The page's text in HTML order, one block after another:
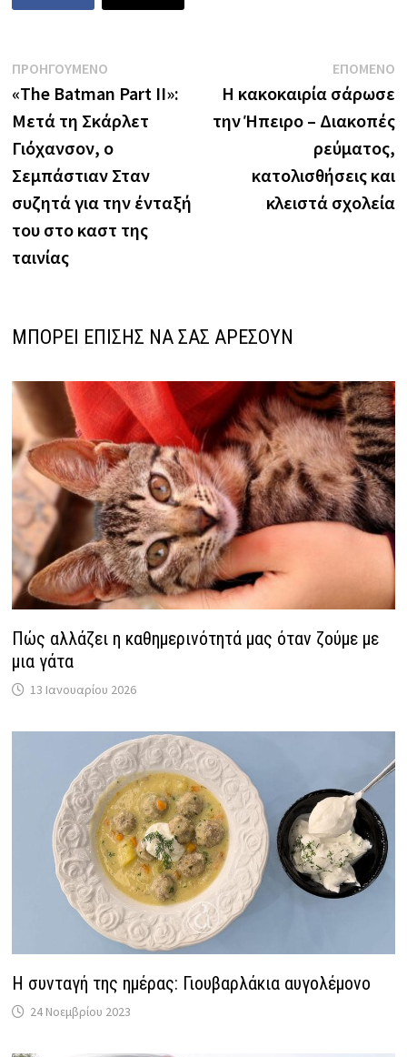
Πλοήγηση
άρθρων
ΠΡΟΗΓΟΥΜΕΝΟ
post:
«The Batman Part II»:
Μετά τη Σκάρλετ
Γιόχανσον, ο
Σεμπάστιαν Σταν
συζητά για την ένταξή
του στο καστ της
ταινίας
ΕΠΟΜΕΝΟ
Η κακοκαιρία σάρωσε
την Ήπειρο – Διακοπές
ρεύματος,
κατολισθήσεις και
κλειστά σχολεία
ΜΠΟΡΕΙ ΕΠΙΣΗΣ ΝΑ ΣΑΣ ΑΡΕΣΟΥΝ
Πώς αλλάζει η καθημερινότητά μας όταν ζούμε με
μια γάτα
13 Ιανουαρίου 2026
Η συνταγή της ημέρας: Γιουβαρλάκια αυγολέμονο
24 Νοεμβρίου 2023